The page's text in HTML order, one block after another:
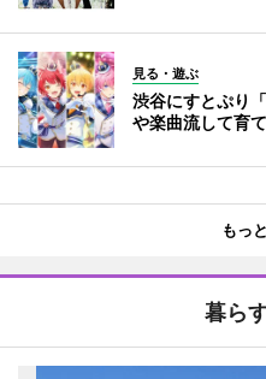
見る・遊ぶ
渋谷にすとぷり
や楽曲流して育
もっ
暮ら